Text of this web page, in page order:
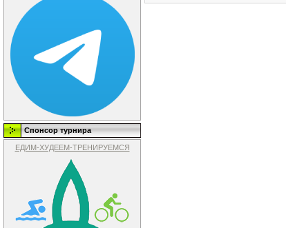
Спонсор турнира
ЕДИМ-ХУДЕЕМ-ТРЕНИРУЕМСЯ